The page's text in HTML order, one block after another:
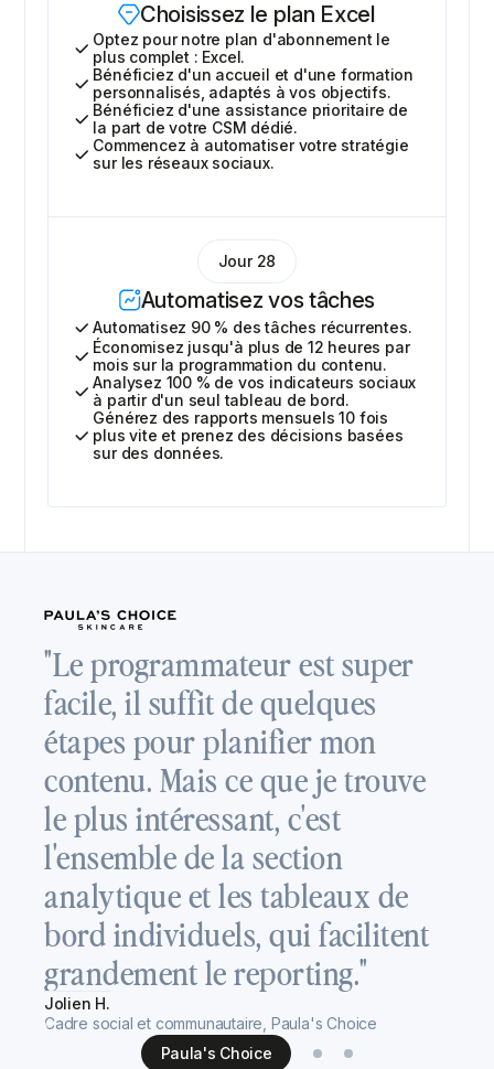
Choisissez le plan Excel
Optez pour notre plan d'abonnement le
plus complet : Excel.
Bénéficiez d'un accueil et d'une formation
personnalisés, adaptés à vos objectifs.
Bénéficiez d'une assistance prioritaire de
la part de votre CSM dédié.
Commencez à automatiser votre stratégie
sur les réseaux sociaux.
Jour 28
Automatisez vos tâches
Automatisez 90 % des tâches récurrentes.
Économisez jusqu'à plus de 12 heures par
mois sur la programmation du contenu.
Analysez 100 % de vos indicateurs sociaux
à partir d'un seul tableau de bord.
Générez des rapports mensuels 10 fois
plus vite et prenez des décisions basées
sur des données.
"Le programmateur est super
facile, il suffit de quelques
étapes pour planifier mon
contenu. Mais ce que je trouve
le plus intéressant, c'est
l'ensemble de la section
analytique et les tableaux de
bord individuels, qui facilitent
grandement le reporting."
Jolien H.
Cadre social et communautaire, Paula's Choice
Paula's Choice